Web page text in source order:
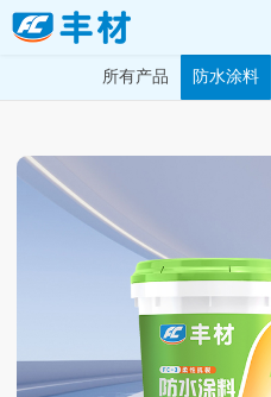
所有产品 防水涂料